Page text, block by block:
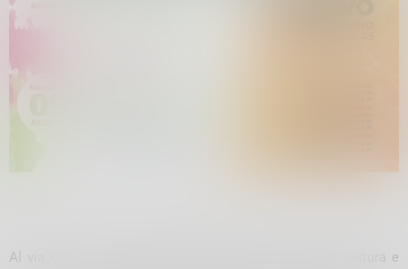
Al via una nuova edizione della mostra di fotografia, pittura e